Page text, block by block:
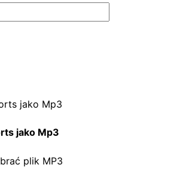
jako Mp3
plik MP3